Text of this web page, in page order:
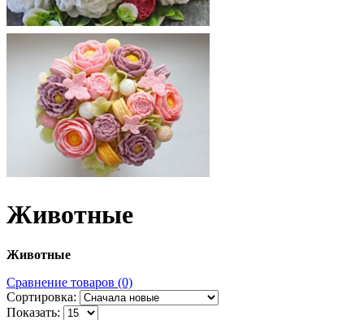
Животные
Животные
Сравнение товаров (0)
Сортировка:
Показать: